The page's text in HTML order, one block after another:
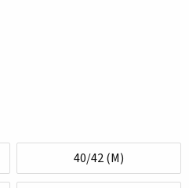
40/42 (M)